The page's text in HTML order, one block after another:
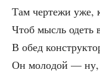
Там чер­те­жи уже,
Чтоб мысль одеть
В обед
Он моло­дой — ну,